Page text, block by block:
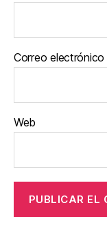
Correo electrónico
Web